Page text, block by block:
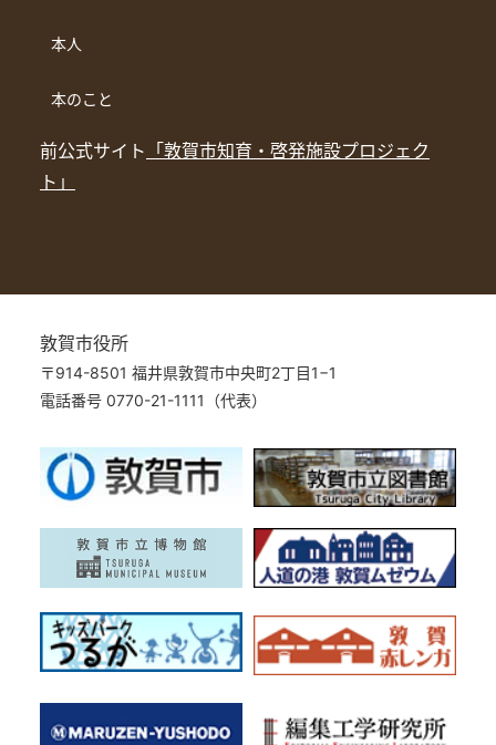
本人
本のこと
前公式サイト 「敦賀市知育・啓発施設プロジェク
ト」
敦賀市役所
〒914-8501 福井県敦賀市中央町2丁目1−1
電話番号 0770-21-1111（代表）